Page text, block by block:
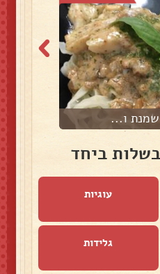
ו...
ביחד
עוגיות
גלידות